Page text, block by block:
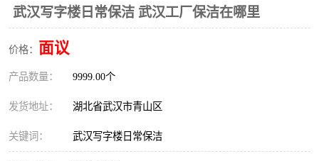
武汉写字楼日常保洁 武汉工厂保洁在哪里
价格： 面议
产品数量： 9999.00个
发货地址： 湖北省武汉市青山区
关键词： 武汉写字楼日常保洁